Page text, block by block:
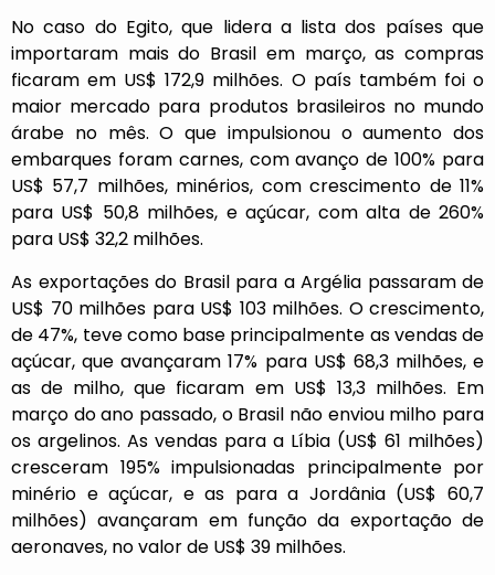
No caso do Egito, que lidera a lista dos países que
importaram mais do Brasil em março, as compras
ficaram em US$ 172,9 milhões. O país também foi o
maior mercado para produtos brasileiros no mundo
árabe no mês. O que impulsionou o aumento dos
embarques foram carnes, com avanço de 100% para
US$ 57,7 milhões, minérios, com crescimento de 11%
para US$ 50,8 milhões, e açúcar, com alta de 260%
para US$ 32,2 milhões.
As exportações do Brasil para a Argélia passaram de
US$ 70 milhões para US$ 103 milhões. O crescimento,
de 47%, teve como base principalmente as vendas de
açúcar, que avançaram 17% para US$ 68,3 milhões, e
as de milho, que ficaram em US$ 13,3 milhões. Em
março do ano passado, o Brasil não enviou milho para
os argelinos. As vendas para a Líbia (US$ 61 milhões)
cresceram 195% impulsionadas principalmente por
minério e açúcar, e as para a Jordânia (US$ 60,7
milhões) avançaram em função da exportação de
aeronaves, no valor de US$ 39 milhões.